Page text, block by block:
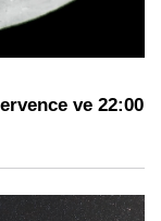
ve 22:00